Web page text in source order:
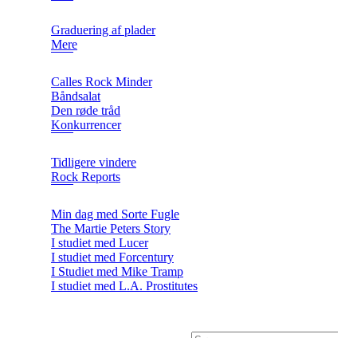
Graduering af plader
Mere
Calles Rock Minder
Båndsalat
Den røde tråd
Konkurrencer
Tidligere vindere
Rock Reports
Min dag med Sorte Fugle
The Martie Peters Story
I studiet med Lucer
I studiet med Forcentury
I Studiet med Mike Tramp
I studiet med L.A. Prostitutes